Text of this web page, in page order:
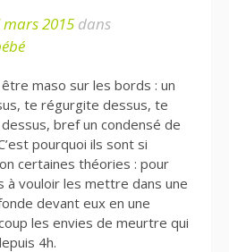
mars 2015 dans
maso sur les bords : un
te régurgite dessus, te
bref un condensé de
pourquoi ils sont si
certaines théories : pour
à vouloir les mettre dans une
devant eux en une
les envies de meurtre qui
4h.